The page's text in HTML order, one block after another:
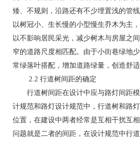
矮、不规则，沿路还有不少埋置浅的管
以树冠小、生长慢的小型慢生乔木为主
以不影响居民采光，减少树木与房屋之
窄的道路尺度相匹配。由于小街巷绿地
常绿落叶搭配，增加道路绿量，创造舒适
2.2 行道树间距的确定
行道树间距在设计中应与路灯间距模
计规范和路灯设计规范中，行道树和路
位置，在建设中两者经常是互相干扰互
问题就是二者的间距，在设计规范中行